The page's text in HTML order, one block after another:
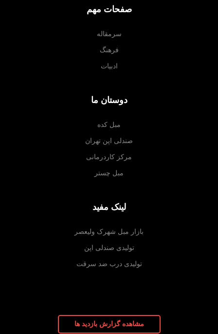
صفحات مهم
سرمقاله
فرهنگ
ادبیات
دوستان ما
مبل کده
صندلی اپن تهران
مرکز کاردرمانی
مبل چستر
لینک مفید
بازار مبل شهرک ولیعصر
تولیدی صندلی اپن
تولیدی درب ضد سرقت
مشاهده گزارش بازدید ها